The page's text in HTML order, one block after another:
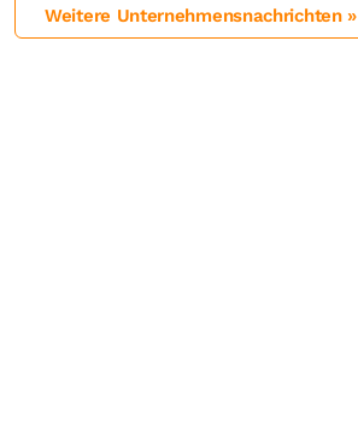
Weitere Unternehmensnachrichten »